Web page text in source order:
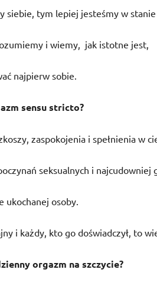
siebie, tym lepiej jesteśmy w stanie
i wiemy, jak istotne jest,
najpierw sobie.
sensu stricto?
zaspokojenia i spełnienia w
seksualnych i najcudowniej
ukochanej osoby.
i każdy, kto go doświadczył, to
orgazm na szczycie?